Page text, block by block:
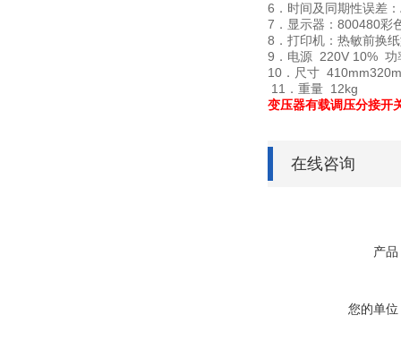
6．时间及同期性误差
7．显示器：800480彩
8．打印机：热敏前换
9．电源 220V 10% 功
10．尺寸
11．重量 12kg
变压器有载调压分接开
在线咨询
产品
您的单位